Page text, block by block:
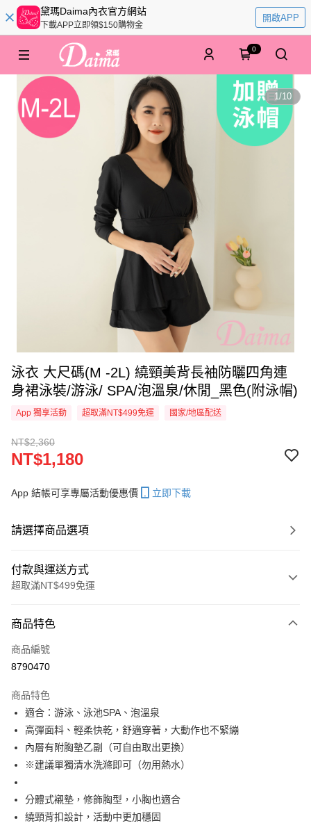
黛瑪Daima內衣官方網站
下載APP立即領$150購物金
開啟APP
0
1/10
泳衣 大尺碼(M -2L) 繞頸美背長袖防曬四角連
身裙泳裝/游泳/ SPA/泡溫泉/休閒_黑色(附泳帽)
App 獨享活動 超取滿NT$499免運 國家/地區配送
NT$2,360
NT$1,180
App 結帳可享專屬活動優惠價 立即下載
請選擇商品選項
付款與運送方式
超取滿NT$499免運
信用卡一次付款
超商取貨付款
Apple Pay
街口支付
悠遊付
全盈+PAY
大哥付你分期
商品特色
商品編號
8790470
商品特色
適合：游泳、泳池SPA、泡溫泉
高彈面料、輕柔快乾，舒適穿著，大動作也不緊繃
內層有附胸墊乙副（可自由取出更換）
※建議單獨清水洗滌即可（勿用熱水）
分體式襯墊，修飾胸型，小胸也適合
繞頸背扣設計，活動中更加穩固